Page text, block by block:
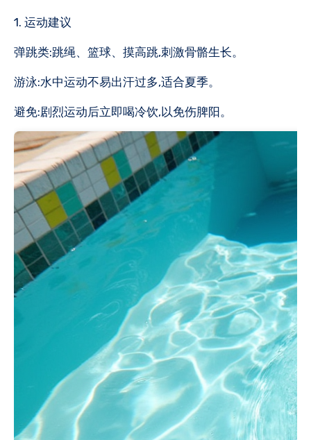
1. 运动建议
弹跳类:跳绳、篮球、摸高跳,刺激骨骼生长。
游泳:水中运动不易出汗过多,适合夏季。
避免:剧烈运动后立即喝冷饮,以免伤脾阳。